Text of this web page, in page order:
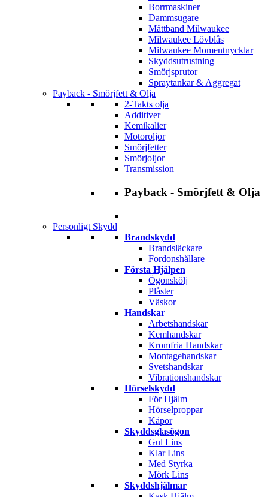
Borrmaskiner
Dammsugare
Måttband Milwaukee
Milwaukee Lövblås
Milwaukee Momentnycklar
Skyddsutrustning
Smörjsprutor
Spraytankar & Aggregat
Payback - Smörjfett & Olja
2-Takts olja
Additiver
Kemikalier
Motoroljor
Smörjfetter
Smörjoljor
Transmission
Payback - Smörjfett & Olja
Personligt Skydd
Brandskydd
Brandsläckare
Fordonshållare
Första Hjälpen
Ögonskölj
Plåster
Väskor
Handskar
Arbetshandskar
Kemhandskar
Kromfria Handskar
Montagehandskar
Svetshandskar
Vibrationshandskar
Hörselskydd
För Hjälm
Hörselproppar
Kåpor
Skyddsglasögon
Gul Lins
Klar Lins
Med Styrka
Mörk Lins
Skyddshjälmar